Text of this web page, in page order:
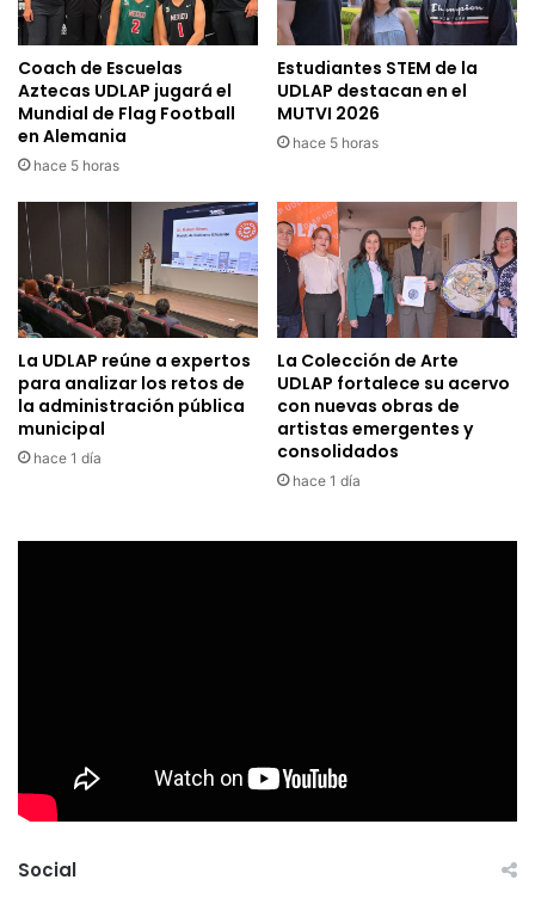
Coach de Escuelas
Aztecas UDLAP jugará el
Mundial de Flag Football
en Alemania
hace 5 horas
Estudiantes STEM de la
UDLAP destacan en el
MUTVI 2026
hace 5 horas
La UDLAP reúne a expertos
para analizar los retos de
la administración pública
municipal
hace 1 día
La Colección de Arte
UDLAP fortalece su acervo
con nuevas obras de
artistas emergentes y
consolidados
hace 1 día
Social